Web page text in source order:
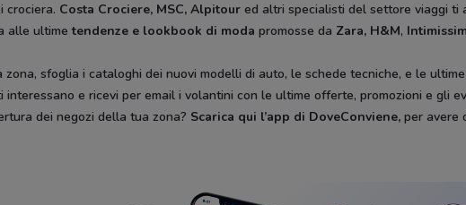
crociera. Costa Crociere, MSC, Alpitour ed altri specialisti del settore viaggi ti
alle ultimetendenze e lookbook di moda promosse da Zara, H&M,
sfoglia i cataloghi dei nuovi modelli di auto, le schede tecniche, e le
interessano e ricevi per email i volantini con le ultime offerte, promozioni e gli
dei negozi della tua zona? Scarica qui l’app di DoveConviene, per avere